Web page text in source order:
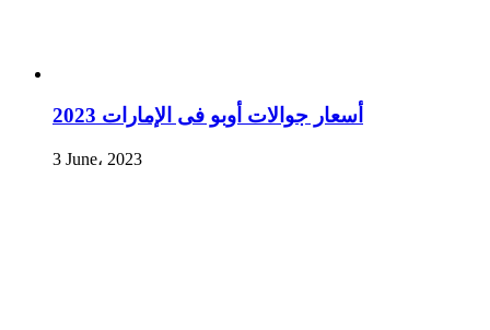
أسعار جوالات أوبو فى الإمارات 2023
3 June، 2023